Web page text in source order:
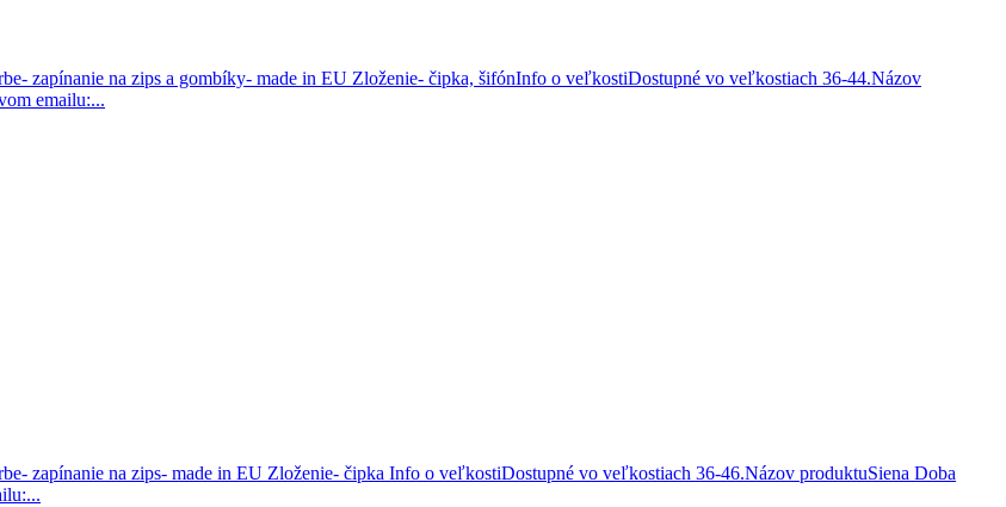
zapínanie na zips a gombíky- made in EU Zloženie- čipka, šifónInfo o veľkostiDostupné vo veľkostiach 36-44.Názov
emailu:...
zapínanie na zips- made in EU Zloženie- čipka Info o veľkostiDostupné vo veľkostiach 36-46.Názov produktuSiena Doba